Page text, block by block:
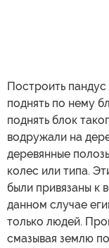
Построить
поднять по нему
поднять блок
водружали на
деревянные
колес или типа.
были привязаны к
данном случае
только людей.
смазывая землю